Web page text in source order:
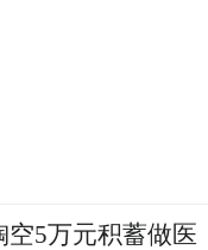
空5万元积蓄做医